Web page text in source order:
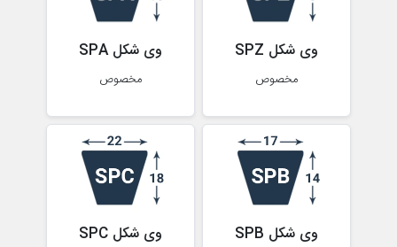
وی شکل SPZ
مخصوص
وی شکل SPA
مخصوص
وی شکل SPB وی شکل SPC